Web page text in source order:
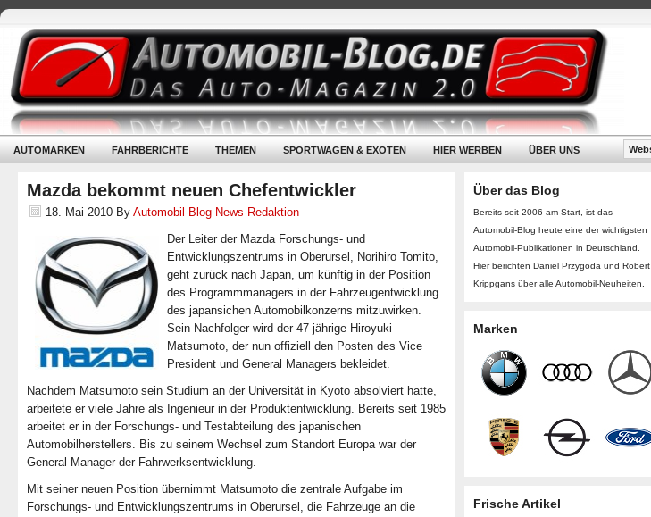
AUTOMARKEN FAHRBERICHTE THEMEN SPORTWAGEN & EXOTEN HIER WERBEN ÜBER UNS
Mazda bekommt neuen Chefentwickler
18. Mai 2010 By Automobil-Blog News-Redaktion
Der Leiter der Mazda Forschungs- und
Entwicklungszentrums in Oberursel, Norihiro Tomito,
geht zurück nach Japan, um künftig in der Position
des Programmmanagers in der Fahrzeugentwicklung
des japansichen Automobilkonzerns mitzuwirken.
Sein Nachfolger wird der 47-jährige Hiroyuki
Matsumoto, der nun offiziell den Posten des Vice
President und General Managers bekleidet.
Nachdem Matsumoto sein Studium an der Universität in Kyoto absolviert hatte,
arbeitete er viele Jahre als Ingenieur in der Produktentwicklung. Bereits seit 1985
arbeitet er in der Forschungs- und Testabteilung des japanischen
Automobilherstellers. Bis zu seinem Wechsel zum Standort Europa war der
General Manager der Fahrwerksentwicklung.
Mit seiner neuen Position übernimmt Matsumoto die zentrale Aufgabe im
Forschungs- und Entwicklungszentrums in Oberursel, die Fahrzeuge an die
Über das Blog
Bereits seit 2006 am Start, ist das
Automobil-Blog heute eine der wichtigsten
Automobil-Publikationen in Deutschland.
Hier berichten Daniel Przygoda und Robert
Krippgans über alle Automobil-Neuheiten.
Marken
Frische Artikel